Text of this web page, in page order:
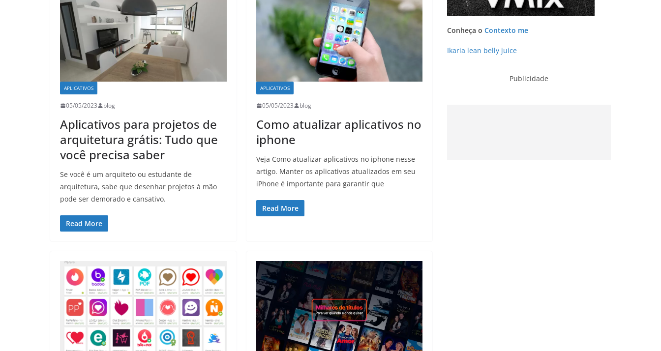
APLICATIVOS
05/05/2023 blog
Aplicativos para projetos de
arquitetura grátis: Tudo que
você precisa saber
Se você é um arquiteto ou estudante de
arquitetura, sabe que desenhar projetos à mão
pode ser demorado e cansativo.
Read More
APLICATIVOS
05/05/2023 blog
Como atualizar aplicativos no
iphone
Veja Como atualizar aplicativos no iphone nesse
artigo. Manter os aplicativos atualizados em seu
iPhone é importante para garantir que
Read More
Conheça o Contexto me
Ikaria lean belly juice
Publicidade